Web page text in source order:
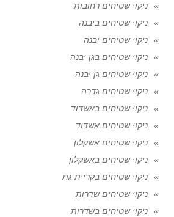
ניקוי שטיחים רחובות
ניקוי שטיחים ביבנה
ניקוי שטיחים יבנה
ניקוי שטיחים בגן יבנה
ניקוי שטיחים גן יבנה
ניקוי שטיחים גדרה
ניקוי שטיחים באשדוד
ניקוי שטיחים אשדוד
ניקוי שטיחים אשקלון
ניקוי שטיחים באשקלון
ניקוי שטיחים בקריית גת
ניקוי שטיחים שדרות
ניקוי שטיחים בשדרות